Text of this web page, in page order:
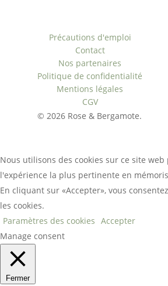
Précautions d'emploi
Contact
Nos partenaires
Politique de confidentialité
Mentions légales
CGV
© 2026 Rose & Bergamote.
Nous utilisons des cookies sur ce site
l'expérience la plus pertinente en
En cliquant sur «Accepter», vous
les cookies.
Paramètres des cookies Accepter
Manage consent
Fermer